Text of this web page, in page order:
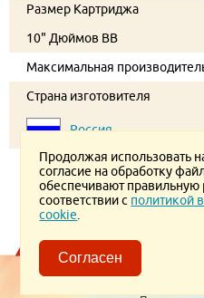
Размер Картриджа
10" Дюймов BB
Максимальная
Страна изготовителя
Россия
Пользовательское соглашение.
Политика в отношении
Продолжая использовать
согласие на обработку
обеспечивают правильную
соответствии с политикой
cookie
Согласен